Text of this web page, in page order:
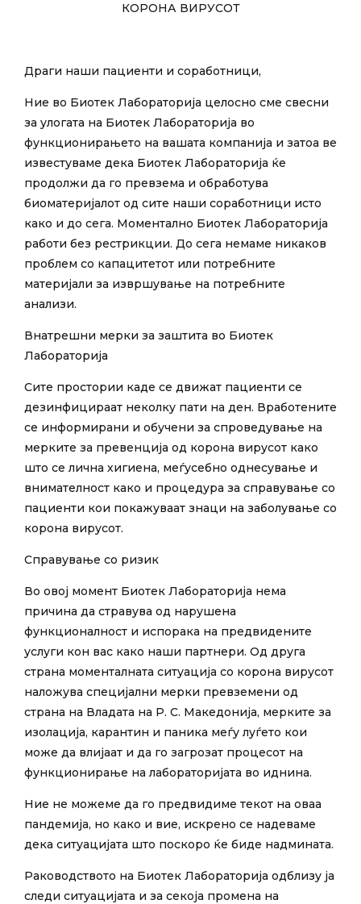
КОРОНА ВИРУСОТ
Драги наши пациенти и соработници,
Ние во Биотек Лабораторија целосно сме свесни
за улогата на Биотек Лабораторија во
функционирањето на вашата компанија и затоа ве
известуваме дека Биотек Лабораторија ќе
продолжи да го превзема и обработува
биоматеријалот од сите наши соработници исто
како и до сега. Моментално Биотек Лабораторија
работи без рестрикции. До сега немаме никаков
проблем со капацитетот или потребните
материјали за извршување на потребните
анализи.
Внатрешни мерки за заштита во Биотек
Лабораторија
Сите простории каде се движат пациенти се
дезинфицираат неколку пати на ден. Вработените
се информирани и обучени за спроведување на
мерките за превенција од корона вирусот како
што се лична хигиена, меѓусебно однесување и
внимателност како и процедура за справување со
пациенти кои покажуваат знаци на заболување со
корона вирусот.
Справување со ризик
Во овој момент Биотек Лабораторија нема
причина да стравува од нарушена
функционалност и испорака на предвидените
услуги кон вас како наши партнери. Од друга
страна моменталната ситуација со корона вирусот
наложува специјални мерки превземени од
страна на Владата на Р. С. Македонија, мерките за
изолација, карантин и паника меѓу луѓето кои
може да влијаат и да го загрозат процесот на
функционирање на лабораторијата во иднина.
Ние не можеме да го предвидиме текот на оваа
пандемија, но како и вие, искрено се надеваме
дека ситуацијата што поскоро ќе биде надмината.
Раководството на Биотек Лабораторија одблизу ја
следи ситуацијата и за секоја промена на